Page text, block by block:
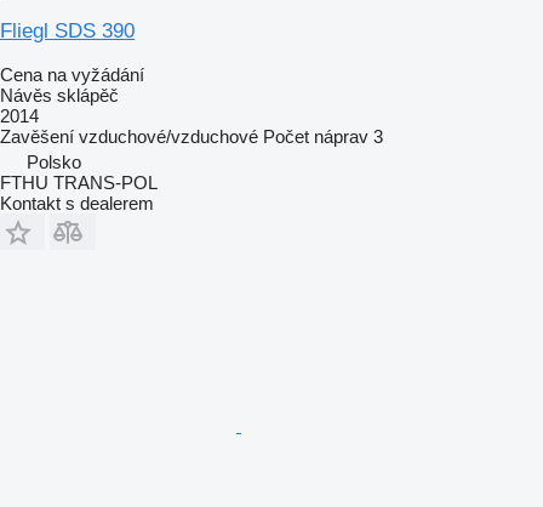
Fliegl SDS 390
Cena na vyžádání
Návěs sklápěč
2014
Zavěšení vzduchové/vzduchové Počet náprav 3
Polsko
FTHU TRANS-POL
Kontakt s dealerem